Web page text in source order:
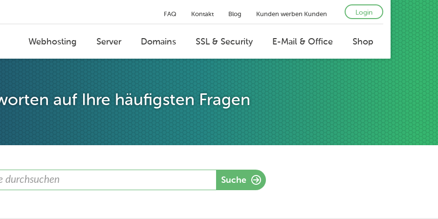
FAQ Kontakt Blog Kunden werben Kunden Login
Webhosting Server Domains SSL & Security E-Mail & Office Shop
auf Ihre häufigsten Fragen
Suche